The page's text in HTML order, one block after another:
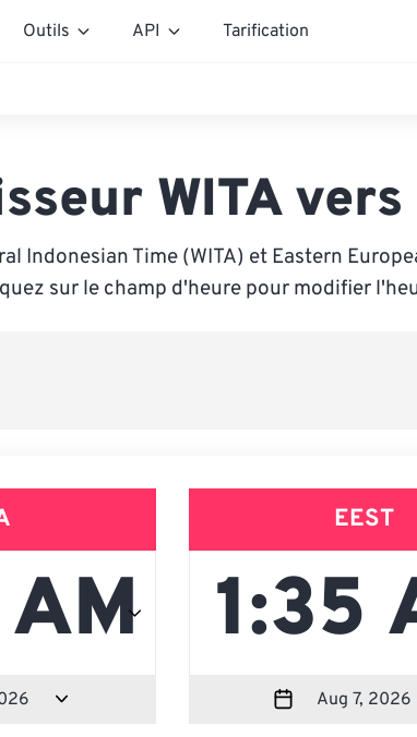
Outils API Tarification
WITA vers
Indonesian Time (WITA) et Eastern
sur le champ d'heure pour modifier
EEST